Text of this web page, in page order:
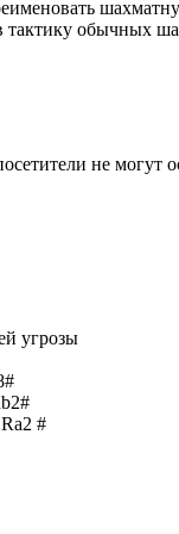
тактику обычных
не могут
угрозы
#